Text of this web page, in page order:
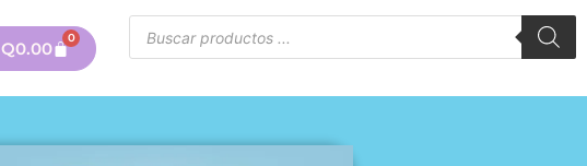
Q0.00
0
Carrito
Búsqueda
de
productos